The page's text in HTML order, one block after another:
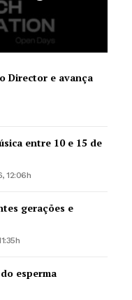
Director e avança
entre 10 e 15 de
12:06h
gerações e
esperma